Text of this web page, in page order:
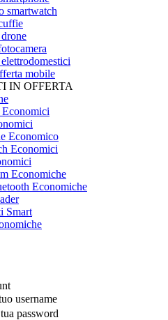
smartwatch
mobile
IN OFFERTA
Economico
Economici
Economiche
Economiche
Smart
username
password